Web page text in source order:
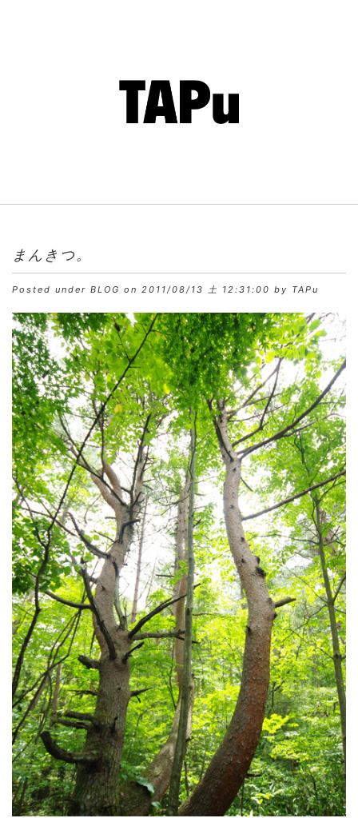
まんきつ。
Posted under BLOG on 2011/08/13 土 12:31:00 by TAPu